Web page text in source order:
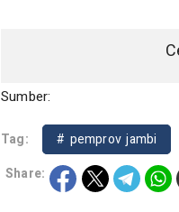
Sumber:
Tag: # pemprov jambi
Share: